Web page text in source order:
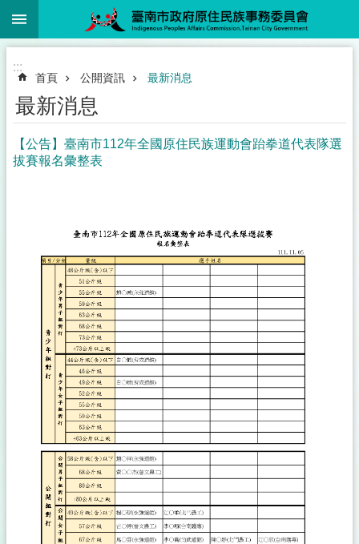
跳到主要內容區塊
:::
首頁 公開資訊 最新消息
最新消息
【公告】臺南市112年全國原住民族運動會跆拳道代表隊選
拔賽報名彙整表